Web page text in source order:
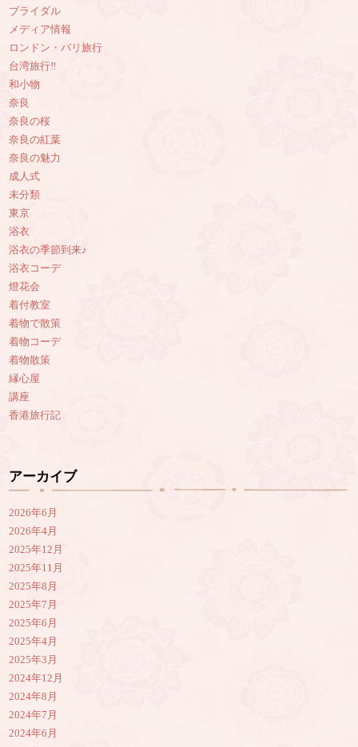
ブライダル
メディア情報
ロンドン・パリ旅行
台湾旅行‼︎
和小物
奈良
奈良の桜
奈良の紅葉
奈良の魅力
成人式
未分類
東京
浴衣
浴衣の季節到来♪
浴衣コーデ
燈花会
着付教室
着物で散策
着物コーデ
着物散策
縁心屋
講座
香港旅行記
アーカイブ
2026年6月
2026年4月
2025年12月
2025年11月
2025年8月
2025年7月
2025年6月
2025年4月
2025年3月
2024年12月
2024年8月
2024年7月
2024年6月